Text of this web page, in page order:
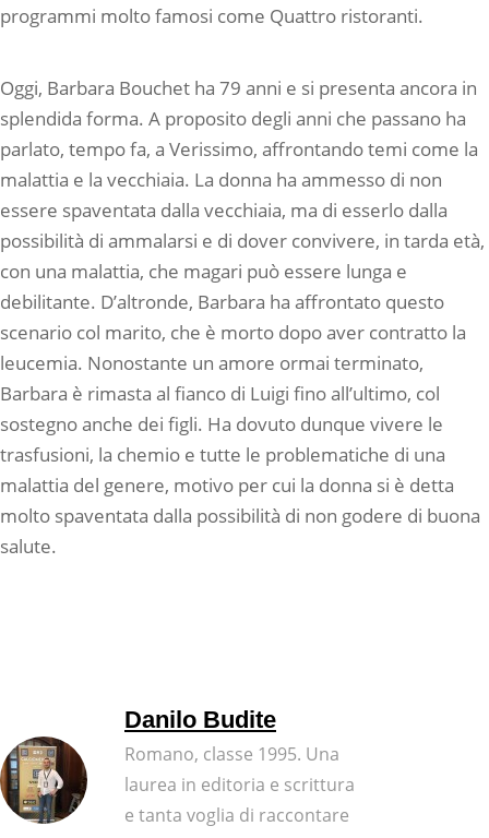
programmi molto famosi come Quattro ristoranti.
Oggi, Barbara Bouchet ha 79 anni e si presenta ancora in
splendida forma. A proposito degli anni che passano ha
parlato, tempo fa, a Verissimo, affrontando temi come la
malattia e la vecchiaia. La donna ha ammesso di non
essere spaventata dalla vecchiaia, ma di esserlo dalla
possibilità di ammalarsi e di dover convivere, in tarda età,
con una malattia, che magari può essere lunga e
debilitante. D’altronde, Barbara ha affrontato questo
scenario col marito, che è morto dopo aver contratto la
leucemia. Nonostante un amore ormai terminato,
Barbara è rimasta al fianco di Luigi fino all’ultimo, col
sostegno anche dei figli. Ha dovuto dunque vivere le
trasfusioni, la chemio e tutte le problematiche di una
malattia del genere, motivo per cui la donna si è detta
molto spaventata dalla possibilità di non godere di buona
salute.
Danilo Budite
Romano, classe 1995. Una
laurea in editoria e scrittura
e tanta voglia di raccontare